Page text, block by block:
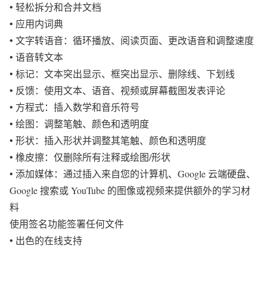
• 轻松拆分和合并文档
• 应用内词典
• 文字转语音：循环播放、阅读页面、更改语音和调整速度
• 语音转文本
• 标记：文本突出显示、框突出显示、删除线、下划线
• 反馈：使用文本、语音、视频或屏幕截图发表评论
• 方程式：插入数学和音乐符号
• 绘图：调整笔触、颜色和透明度
• 形状：插入形状并调整其笔触、颜色和透明度
• 橡皮擦：仅删除所有注释或绘图/形状
• 添加媒体：通过插入来自您的计算机、Google 云端硬盘、
Google 搜索或 YouTube 的图像或视频来提供额外的学习材
料
使用签名功能签署任何文件
• 出色的在线支持